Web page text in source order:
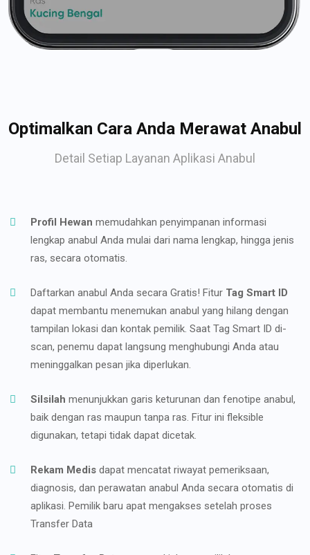
Optimalkan Cara Anda Merawat Anabul
Detail Setiap Layanan Aplikasi Anabul
Profil Hewan memudahkan penyimpanan informasi
lengkap anabul Anda mulai dari nama lengkap, hingga jenis
ras, secara otomatis.
Daftarkan anabul Anda secara Gratis! Fitur Tag Smart ID
dapat membantu menemukan anabul yang hilang dengan
tampilan lokasi dan kontak pemilik. Saat Tag Smart ID di-
scan, penemu dapat langsung menghubungi Anda atau
meninggalkan pesan jika diperlukan.
Silsilah menunjukkan garis keturunan dan fenotipe anabul,
baik dengan ras maupun tanpa ras. Fitur ini fleksible
digunakan, tetapi tidak dapat dicetak.
Rekam Medis dapat mencatat riwayat pemeriksaan,
diagnosis, dan perawatan anabul Anda secara otomatis di
aplikasi. Pemilik baru apat mengakses setelah proses
Transfer Data